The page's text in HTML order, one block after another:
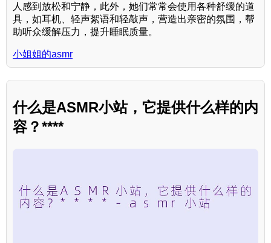
人感到放松和宁静，此外，她们常常会使用各种舒缓的道
具，如耳机、轻声絮语和轻敲声，营造出亲密的氛围，帮
助听众缓解压力，提升睡眠质量。
小姐姐的asmr
什么是ASMR小站，它提供什么样的内
容？****